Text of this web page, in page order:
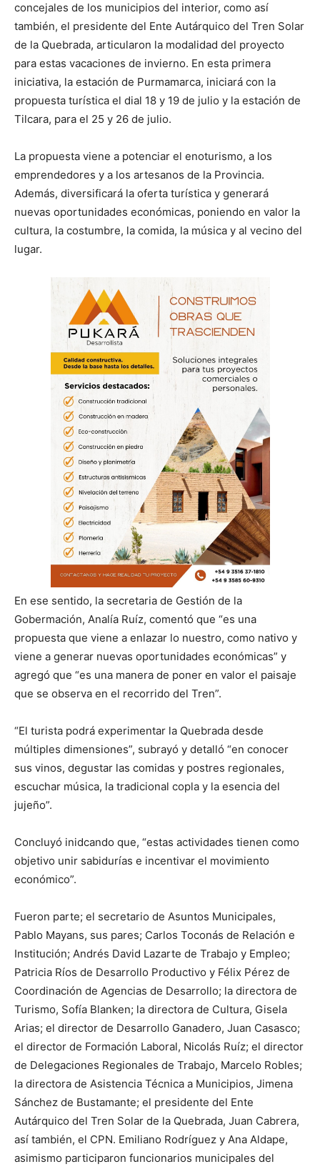
concejales de los municipios del interior, como así
también, el presidente del Ente Autárquico del Tren Solar
de la Quebrada, articularon la modalidad del proyecto
para estas vacaciones de invierno. En esta primera
iniciativa, la estación de Purmamarca, iniciará con la
propuesta turística el dial 18 y 19 de julio y la estación de
Tilcara, para el 25 y 26 de julio.
La propuesta viene a potenciar el enoturismo, a los
emprendedores y a los artesanos de la Provincia.
Además, diversificará la oferta turística y generará
nuevas oportunidades económicas, poniendo en valor la
cultura, la costumbre, la comida, la música y al vecino del
lugar.
En ese sentido, la secretaria de Gestión de la
Gobermación, Analía Ruíz, comentó que “es una
propuesta que viene a enlazar lo nuestro, como nativo y
viene a generar nuevas oportunidades económicas” y
agregó que “es una manera de poner en valor el paisaje
que se observa en el recorrido del Tren”.
“El turista podrá experimentar la Quebrada desde
múltiples dimensiones”, subrayó y detalló “en conocer
sus vinos, degustar las comidas y postres regionales,
escuchar música, la tradicional copla y la esencia del
jujeño”.
Concluyó inidcando que, “estas actividades tienen como
objetivo unir sabidurías e incentivar el movimiento
económico”.
Fueron parte; el secretario de Asuntos Municipales,
Pablo Mayans, sus pares; Carlos Toconás de Relación e
Institución; Andrés David Lazarte de Trabajo y Empleo;
Patricia Ríos de Desarrollo Productivo y Félix Pérez de
Coordinación de Agencias de Desarrollo; la directora de
Turismo, Sofía Blanken; la directora de Cultura, Gisela
Arias; el director de Desarrollo Ganadero, Juan Casasco;
el director de Formación Laboral, Nicolás Ruíz; el director
de Delegaciones Regionales de Trabajo, Marcelo Robles;
la directora de Asistencia Técnica a Municipios, Jimena
Sánchez de Bustamante; el presidente del Ente
Autárquico del Tren Solar de la Quebrada, Juan Cabrera,
así también, el CPN. Emiliano Rodríguez y Ana Aldape,
asimismo participaron funcionarios municipales del